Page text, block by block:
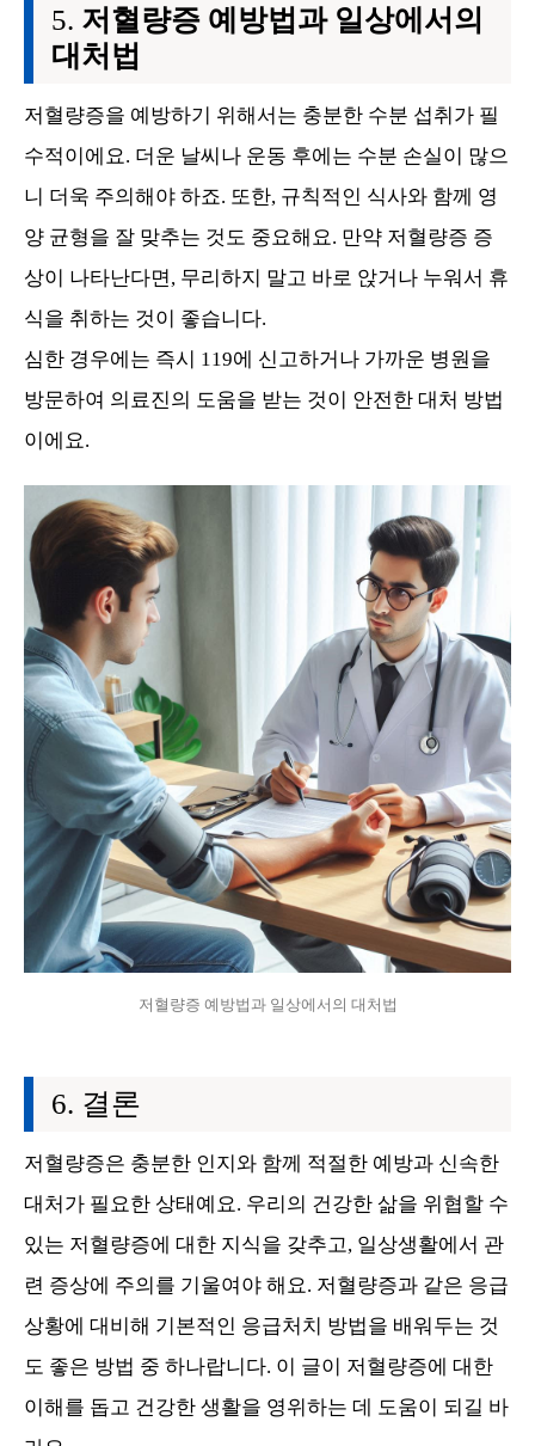
저혈량증 예방법과 일상에서의
대처법
저혈량증을 예방하기 위해서는 충분한 수분 섭취가 필
수적이에요. 더운 날씨나 운동 후에는 수분 손실이 많으
니 더욱 주의해야 하죠. 또한, 규칙적인 식사와 함께 영
양 균형을 잘 맞추는 것도 중요해요. 만약 저혈량증 증
상이 나타난다면, 무리하지 말고 바로 앉거나 누워서 휴
식을 취하는 것이 좋습니다.
심한 경우에는 즉시 119에 신고하거나 가까운 병원을
방문하여 의료진의 도움을 받는 것이 안전한 대처 방법
이에요.
저혈량증 예방법과 일상에서의 대처법
결론
저혈량증은 충분한 인지와 함께 적절한 예방과 신속한
대처가 필요한 상태예요. 우리의 건강한 삶을 위협할 수
있는 저혈량증에 대한 지식을 갖추고, 일상생활에서 관
련 증상에 주의를 기울여야 해요. 저혈량증과 같은 응급
상황에 대비해 기본적인 응급처치 방법을 배워두는 것
도 좋은 방법 중 하나랍니다. 이 글이 저혈량증에 대한
이해를 돕고 건강한 생활을 영위하는 데 도움이 되길 바